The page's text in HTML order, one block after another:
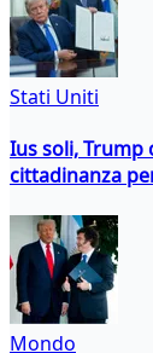
Stati Uniti
Ius soli, Trump
cittadinanza
Mondo